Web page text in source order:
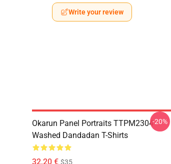
Write your review
Okarun Panel Portraits TTPM2304
Washed Dandadan T-Shirts
32,20 € $35
-20%